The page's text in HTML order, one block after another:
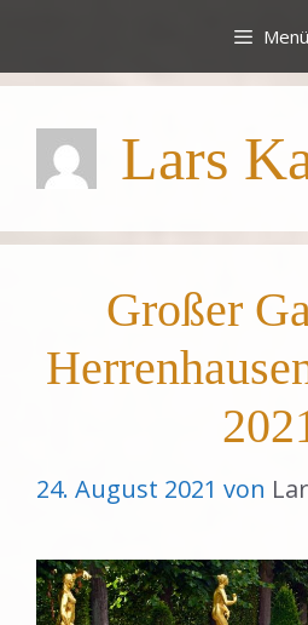
springen
Menü
Lars
Großer
24. August 2021 von